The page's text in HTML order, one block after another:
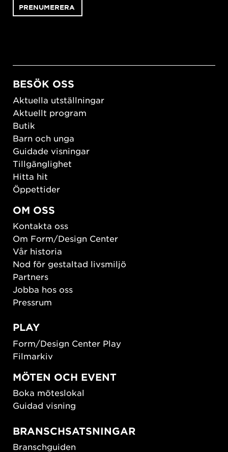
BESÖK OSS
Aktuella utställningar
Aktuellt program
Butik
Barn och unga
Guidade visningar
Tillgänglighet
Hitta hit
Öppettider
OM OSS
Kontakta oss
Om Form/Design Center
Vår historia
Nod för gestaltad livsmiljö
Partners
Jobba hos oss
Pressrum
PLAY
Form/Design Center Play
Filmarkiv
MÖTEN OCH EVENT
Boka möteslokal
Guidad visning
BRANSCHSATSNINGAR
Branschguiden